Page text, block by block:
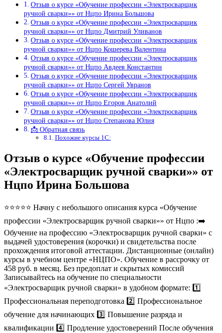
Отзыв о курсе «Обучение профессии «Электросварщик
ручной сварки»» от Нцпо Ирина Большова
Отзыв о курсе «Обучение профессии «Электросварщик
ручной сварки»» от Нцпо Дмитрий Уливанов
Отзыв о курсе «Обучение профессии «Электросварщик
ручной сварки»» от Нцпо Кошерева Валентина
Отзыв о курсе «Обучение профессии «Электросварщик
ручной сварки»» от Нцпо Авдеев Константин
Отзыв о курсе «Обучение профессии «Электросварщик
ручной сварки»» от Нцпо Сергей Увранов
Отзыв о курсе «Обучение профессии «Электросварщик
ручной сварки»» от Нцпо Егоров Анатолий
Отзыв о курсе «Обучение профессии «Электросварщик
ручной сварки»» от Нцпо Степанова Юлия
📩 Обратная связь
Похожие курсы 1С:
Отзыв о курсе «Обучение профессии
«Электросварщик ручной сварки»» от
Нцпо Ирина Большова
⭐⭐⭐⭐⭐ Начну с небольшого описания курса «Обучение
профессии «Электросварщик ручной сварки»» от Нцпо :➡️
Обучение на профессию «Электросварщик ручной сварки» с
выдачей удостоверения (корочки) и свидетельства после
прохождения итоговой аттестации. Дистанционные (онлайн)
курсы в учебном центре «НЦПО». Обучение в рассрочку от
458 руб. в месяц. Без предоплат и скрытых комиссий
Записывайтесь на обучение по специальности
«Электросварщик ручной сварки» в удобном формате: 1️⃣
Профессиональная переподготовка 2️⃣ Профессиональное
обучение для начинающих 3️⃣ Повышение разряда и
квалификации 4️⃣ Продление удостоверений После обучения